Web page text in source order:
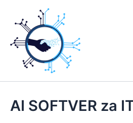
content
AI SOFTVER za